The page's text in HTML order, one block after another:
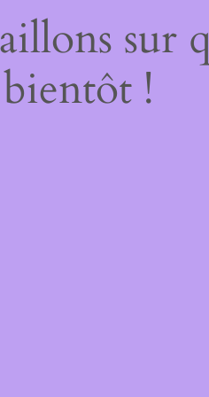
sur
!